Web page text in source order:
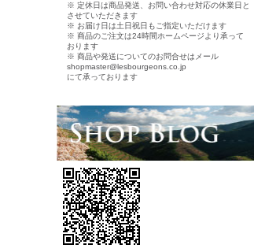
※ 定休日は商品発送、お問い合わせ対応の休業日と
させていただきます
※ お届け日は土日祝日もご指定いただけます
※ 商品のご注文は24時間ホームページより承って
おります
※ 商品や発送についてのお問合せはメール
shopmaster@lesbourgeons.co.jp
にて承っております